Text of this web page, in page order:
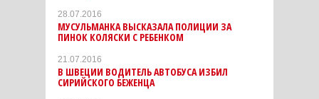
28.07.2016
МУСУЛЬМАНКА ВЫСКАЗАЛА ПОЛИЦИИ ЗА
ПИНОК КОЛЯСКИ С РЕБЕНКОМ
21.07.2016
В ШВЕЦИИ ВОДИТЕЛЬ АВТОБУСА ИЗБИЛ
СИРИЙСКОГО БЕЖЕНЦА